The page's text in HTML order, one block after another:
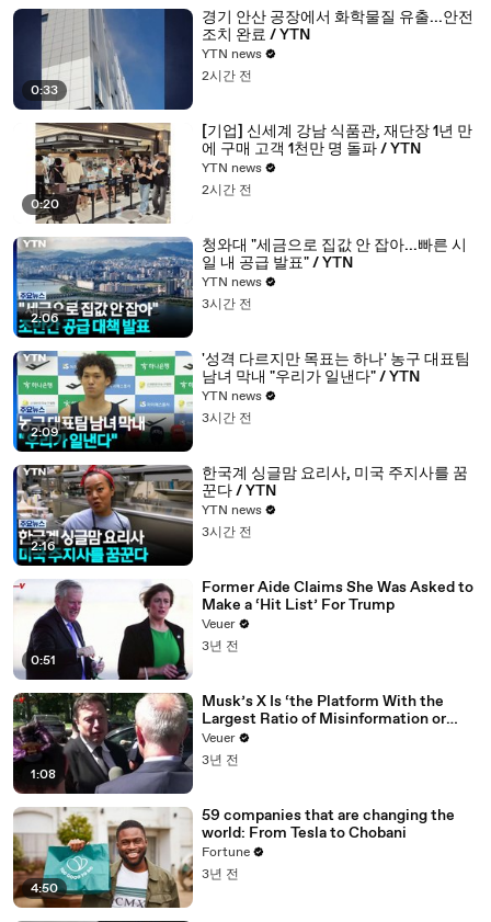
0:33
경기 안산 공장에서 화학물질 유출...안전
조치 완료 / YTN
YTN news
2시간 전
0:20
[기업] 신세계 강남 식품관, 재단장 1년 만
에 구매 고객 1천만 명 돌파 / YTN
YTN news
2시간 전
2:06
청와대 "세금으로 집값 안 잡아...빠른 시
일 내 공급 발표" / YTN
YTN news
3시간 전
2:09
'성격 다르지만 목표는 하나' 농구 대표팀
남녀 막내 "우리가 일낸다" / YTN
YTN news
3시간 전
2:16
한국계 싱글맘 요리사, 미국 주지사를 꿈
꾼다 / YTN
YTN news
3시간 전
0:51
Former Aide Claims She Was Asked to
Make a ‘Hit List’ For Trump
Veuer
3년 전
1:08
Musk’s X Is ‘the Platform With the
Largest Ratio of Misinformation or
Disinformation’ Amongst All Social
Media Platforms
Veuer
3년 전
4:50
59 companies that are changing the
world: From Tesla to Chobani
Fortune
3년 전